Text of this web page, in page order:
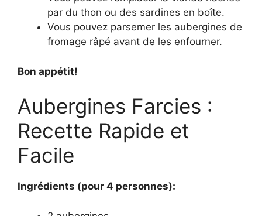
par du thon ou des sardines en boîte.
Vous pouvez parsemer les aubergines de
fromage râpé avant de les enfourner.
Bon appétit!
Aubergines Farcies :
Recette Rapide et
Facile
Ingrédients (pour 4 personnes):